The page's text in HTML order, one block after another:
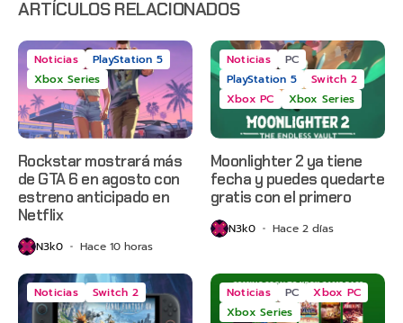
ARTÍCULOS RELACIONADOS
Noticias
PlayStation 5
Xbox Series
Rockstar mostrará más
de GTA 6 en agosto con
estreno anticipado en
Netflix
N3k0 Hace 10 horas
Noticias
PC
PlayStation 5
Switch 2
Xbox PC
Xbox Series
Moonlighter 2 ya tiene
fecha y puedes quedarte
gratis con el primero
N3k0 Hace 2 días
Noticias Switch 2 Noticias PC
Xbox PC
Xbox Series